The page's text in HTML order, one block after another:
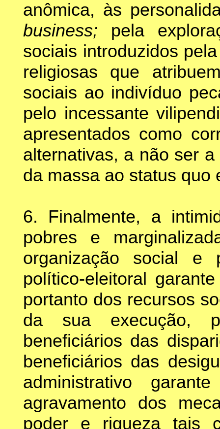
anômica, às
business; pela
sociais introduzidos
religiosas que
sociais ao indivíduo
pelo incessante
apresentados como
alternativas, a não ser
da massa ao status quo
6. Finalmente, a
pobres e
organização social e
político-eleitoral
portanto dos recursos
da sua execução,
beneficiários das
beneficiários das
administrativo
agravamento dos
poder e riqueza tais